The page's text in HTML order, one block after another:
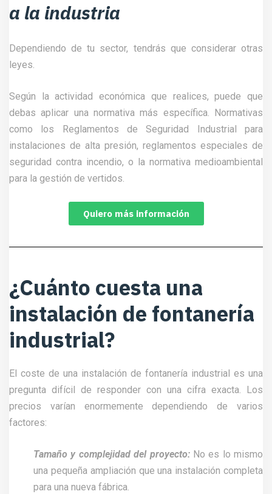
a la industria
Dependiendo de tu sector, tendrás que considerar otras
leyes.
Según la actividad económica que realices, puede que
debas aplicar una normativa más específica. Normativas
como los Reglamentos de Seguridad Industrial para
instalaciones de alta presión, reglamentos especiales de
seguridad contra incendio, o la normativa medioambiental
para la gestión de vertidos.
Quiero más información
¿Cuánto cuesta una
instalación de fontanería
industrial?
El coste de una instalación de fontanería industrial es una
pregunta difícil de responder con una cifra exacta. Los
precios varían enormemente dependiendo de varios
factores:
Tamaño y complejidad del proyecto: No es lo mismo
una pequeña ampliación que una instalación completa
para una nueva fábrica.